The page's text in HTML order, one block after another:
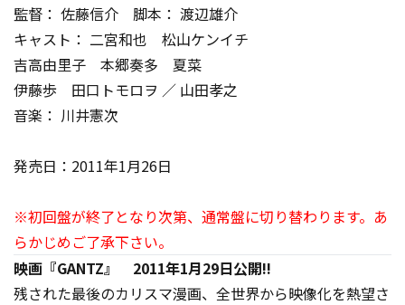
監督： 佐藤信介 脚本： 渡辺雄介
キャスト： 二宮和也 松山ケンイチ
吉高由里子 本郷奏多 夏菜
伊藤歩 田口トモロヲ ／ 山田孝之
音楽： 川井憲次
発売日：2011年1月26日
※初回盤が終了となり次第、通常盤に切り替わります。あ
らかじめご了承下さい。
映画『GANTZ』 2011年1月29日公開!!
残された最後のカリスマ漫画、全世界から映像化を熱望さ